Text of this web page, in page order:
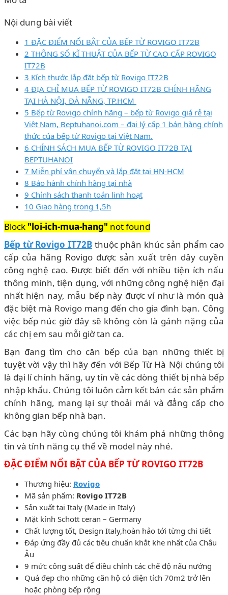
Nội dung bài viết
1 ĐẶC ĐIỂM NỔI BẬT CỦA BẾP TỪ ROVIGO IT72B
2 THÔNG SỐ KĨ THUẬT CỦA BẾP TỪ CAO CẤP ROVIGO
IT72B
3 Kích thước lắp đặt bếp từ Rovigo IT72B
4 ĐỊA CHỈ MUA BẾP TỪ ROVIGO IT72B CHÍNH HÃNG
TẠI HÀ NỘI, ĐÀ NẴNG, TP.HCM
5 Bếp từ Rovigo chính hãng – bếp từ Rovigo giá rẻ tại
Việt Nam, Beptuhanoi.com – đại lý cấp 1 bán hàng chính
thức của bếp từ Rovigo tại Việt Nam.
6 CHÍNH SÁCH MUA BẾP TỪ ROVIGO IT72B TẠI
BEPTUHANOI
7 Miễn phí vận chuyển và lắp đặt tại HN-HCM
8 Bảo hành chính hãng tại nhà
9 Chính sách thanh toán linh hoạt
10 Giao hàng trong 1,5h
Block "loi-ich-mua-hang" not found
Bếp từ Rovigo IT72B thuộc phân khúc sản phẩm cao
cấp của hãng Rovigo được sản xuất trên dây cuyền
công nghệ cao. Được biết đến với nhiều tiện ích nấu
thông minh, tiện dụng, với những công nghệ hiện đại
nhất hiện nay, mẫu bếp này được ví như là món quà
đặc biệt mà Rovigo mang đến cho gia đình bạn. Công
việc bếp núc giờ đây sẽ không còn là gánh nặng của
các chị em sau mỗi giờ tan ca.
Bạn đang tìm cho căn bếp của bạn những thiết bị
tuyệt vời vậy thì hãy đến với Bếp Từ Hà Nội chúng tôi
là đại lí chính hãng, uy tín về các dòng thiết bị nhà bếp
nhập khẩu. Chúng tôi luôn cảm kết bán các sản phẩm
chính hãng, mang lại sự thoải mái và đẳng cấp cho
không gian bếp nhà bạn.
Các bạn hãy cùng chúng tôi khám phá những thông
tin và tính năng cụ thể về model này nhé.
ĐẶC ĐIỂM NỔI BẬT CỦA BẾP TỪ ROVIGO IT72B
Thương hiệu: Rovigo
Mã sản phẩm: Rovigo IT72B
Sản xuất tại Italy (Made in Italy)
Mặt kính Schott ceran – Germany
Chất lượng tốt, Design Italy,hoàn hảo tới từng chi tiết
Đáp ứng đầy đủ các tiêu chuẩn khắt khe nhất của Châu
Âu
9 mức công suất để điều chỉnh các chế độ nấu nướng
Quá đẹp cho những căn hộ có diện tích 70m2 trở lên
hoặc phòng bếp rộng